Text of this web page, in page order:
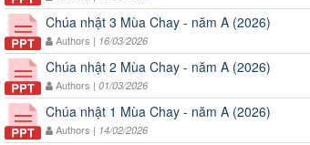
Chúa nhật 3 Mùa Chay - năm A (2026)
Authors | 16/03/2026
Chúa nhật 2 Mùa Chay - năm A (2026)
Authors | 01/03/2026
Chúa nhật 1 Mùa Chay - năm A (2026)
Authors | 14/02/2026